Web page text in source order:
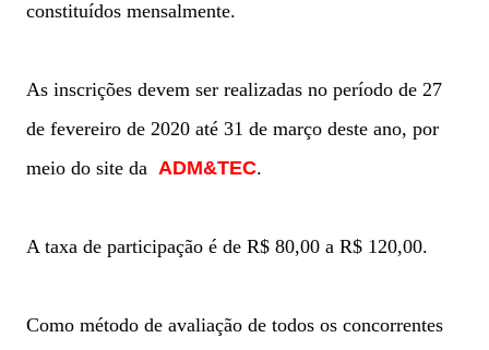
constituídos mensalmente.
As inscrições devem ser realizadas no período de 27
de fevereiro de 2020 até 31 de março deste ano, por
meio do site da ADM&TEC.
A taxa de participação é de R$ 80,00 a R$ 120,00.
Como método de avaliação de todos os concorrentes